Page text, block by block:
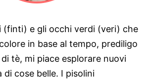
(finti) e gli occhi verdi (veri) che
in base al tempo, prediligo
tè, mi piace esplorare nuovi
di cose belle. I pisolini